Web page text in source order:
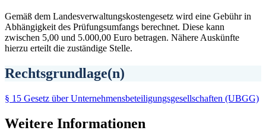
Gemäß dem Landesverwaltungskostengesetz wird eine Gebühr in
Abhängigkeit des Prüfungsumfangs berechnet. Diese kann
zwischen 5,00 und 5.000,00 Euro betragen. Nähere Auskünfte
hierzu erteilt die zuständige Stelle.
Rechtsgrundlage(n)
§ 15 Gesetz über Unternehmensbeteiligungsgesellschaften (UBGG)
Weitere Informationen